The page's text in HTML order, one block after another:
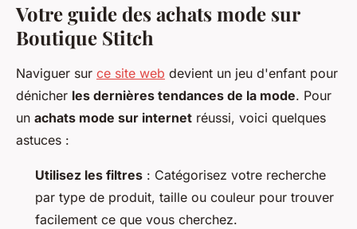
Votre guide des achats mode sur
Boutique Stitch
Naviguer sur ce site web devient un jeu d'enfant pour
dénicher les dernières tendances de la mode. Pour
un achats mode sur internet réussi, voici quelques
astuces :
Utilisez les filtres : Catégorisez votre recherche
par type de produit, taille ou couleur pour trouver
facilement ce que vous cherchez.